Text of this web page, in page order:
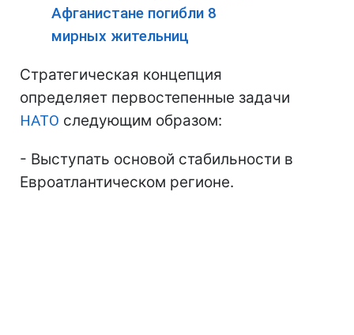
Афганистане погибли 8
мирных жительниц
Стратегическая концепция
определяет первостепенные задачи
НАТО следующим образом:
- Выступать основой стабильности в
Евроатлантическом регионе.